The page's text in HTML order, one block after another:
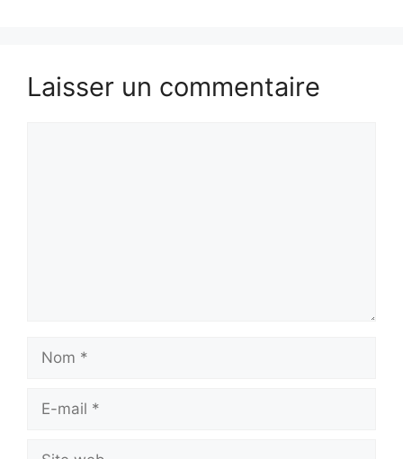
Laisser un commentaire
mail